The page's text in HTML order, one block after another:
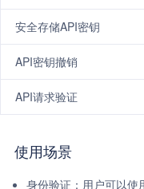
安全存储API密钥
API密钥撤销
API请求验证
使用场景
身份验证：用户可以使